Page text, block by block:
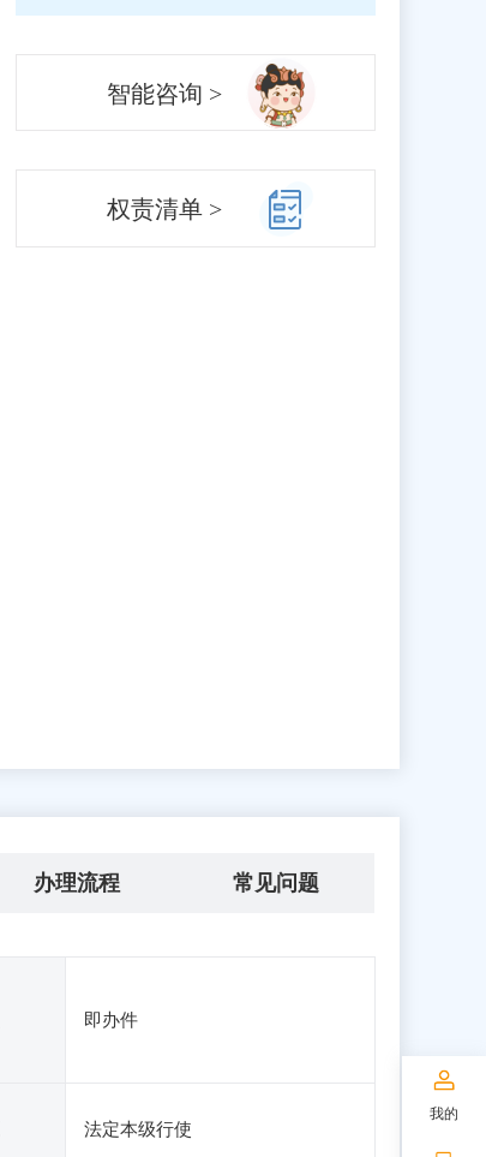
智能咨询 >
权责清单 >
办理流程 常见问题
即办件
法定本级行使
我的